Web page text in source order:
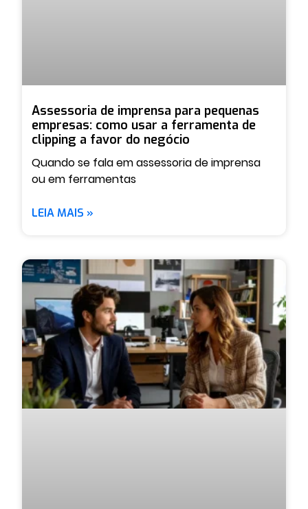
Assessoria de imprensa para pequenas
empresas: como usar a ferramenta de
clipping a favor do negócio
Quando se fala em assessoria de imprensa
ou em ferramentas
LEIA MAIS »